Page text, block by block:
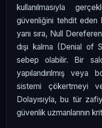
kullanılmasıyla
güvenliğini tehdit eden
yanı sıra, Null
dışı kalma (Denial of
sebep olabilir. Bir
yapılandırılmış veya
sistemi çökertmeyi
Dolayısıyla, bu tür
güvenlik uzmanlarının